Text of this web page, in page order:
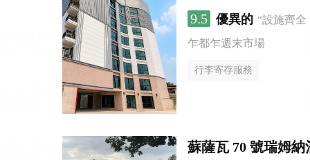
9.5 優異的 “設施齊全
乍都乍週末市場
行李寄存服務
蘇薩瓦 70 號瑞姆納